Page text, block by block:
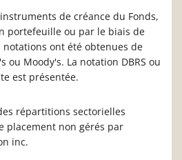
de créance du Fonds,
portefeuille ou par le biais de
notations ont été obtenues de
ou Moody's. La notation DBRS ou
est présentée.
répartitions sectorielles
placement non gérés par
inc.